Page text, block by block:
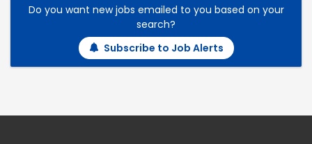
Do you want new jobs emailed to you based on your
search?
Subscribe to Job Alerts